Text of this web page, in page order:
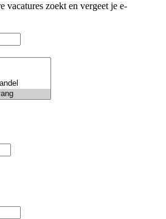
vacatures zoekt en vergeet je e-